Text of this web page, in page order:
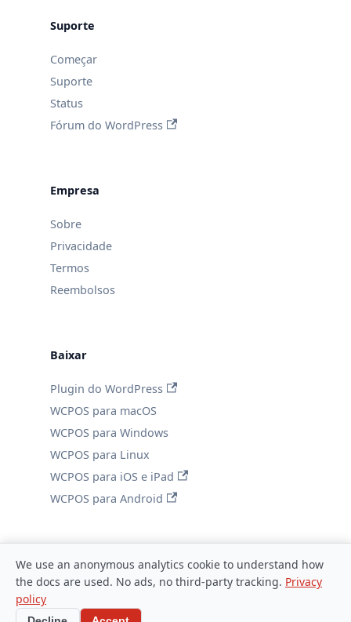
Suporte
Começar
Suporte
Status
Fórum do WordPress
Empresa
Sobre
Privacidade
Termos
Reembolsos
Baixar
Plugin do WordPress
WCPOS para macOS
WCPOS para Windows
WCPOS para Linux
WCPOS para iOS e iPad
WCPOS para Android
© 2026 WCPOS
We use an anonymous analytics cookie to understand how
the docs are used. No ads, no third-party tracking. Privacy
policy